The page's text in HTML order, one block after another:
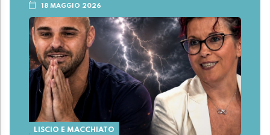
18 MAGGIO 2026
LISCIO E MACCHIATO